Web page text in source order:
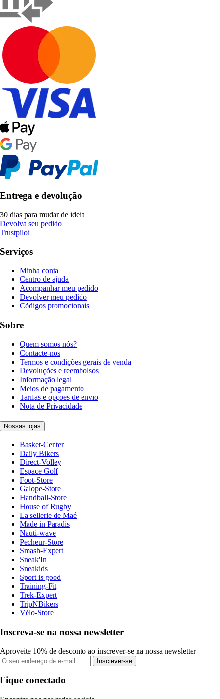
Entrega e devolução
30 dias para mudar de ideia
Devolva seu pedido
Trustpilot
Serviços
Minha conta
Centro de ajuda
Acompanhar meu pedido
Devolver meu pedido
Códigos promocionais
Sobre
Quem somos nós?
Contacte-nos
Termos e condições gerais de venda
Devoluções e reembolsos
Informação legal
Meios de pagamento
Tarifas e opções de envio
Nota de Privacidade
Nossas lojas
Basket-Center
Daily Bikers
Direct-Volley
Espace Golf
Foot-Store
Galope-Store
Handball-Store
House of Rugby
La sellerie de Maé
Made in Paradis
Nauti-wave
Pecheur-Store
Smash-Expert
Sneak'In
Sneakids
Sport is good
Training-Fit
Trek-Expert
TripNBikers
Vélo-Store
Inscreva-se na nossa newsletter
Aproveite 10% de desconto ao inscrever-se na nossa newsletter
Inscrever-se
Fique conectado